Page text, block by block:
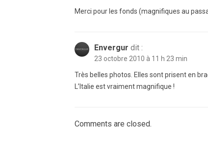
Merci pour les fonds (magnifiques au
Envergur dit :
23 octobre 2010 à 11 h 23 min
Très belles photos. Elles sont prisent en
L’Italie est vraiment magnifique !
Comments are closed.